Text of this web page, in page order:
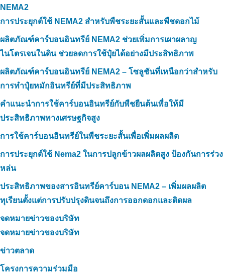
NEMA2
การประยุกต์ใช้ NEMA2 สำหรับพืชระยะสั้นและพืชดอกไม้
ผลิตภัณฑ์คาร์บอนอินทรีย์ NEMA2 ช่วยเพิ่มการเผาผลาญ
ไนโตรเจนในดิน ช่วยลดการใช้ปุ๋ยได้อย่างมีประสิทธิภาพ
ผลิตภัณฑ์คาร์บอนอินทรีย์ NEMA2 – โซลูชันที่เหนือกว่าสำหรับ
การทำปุ๋ยหมักอินทรีย์ที่มีประสิทธิภาพ
คำแนะนำการใช้คาร์บอนอินทรีย์กับพืชยืนต้นเพื่อให้มี
ประสิทธิภาพทางเศรษฐกิจสูง
การใช้คาร์บอนอินทรีย์ในพืชระยะสั้นเพื่อเพิ่มผลผลิต
การประยุกต์ใช้ Nema2 ในการปลูกข้าวผลผลิตสูง ป้องกันการร่วง
หล่น
ประสิทธิภาพของสารอินทรีย์คาร์บอน NEMA2 – เพิ่มผลผลิต
ทุเรียนตั้งแต่การปรับปรุงดินจนถึงการออกดอกและติดผล
จดหมายข่าวของบริษัท
จดหมายข่าวของบริษัท
ข่าวตลาด
โครงการความร่วมมือ